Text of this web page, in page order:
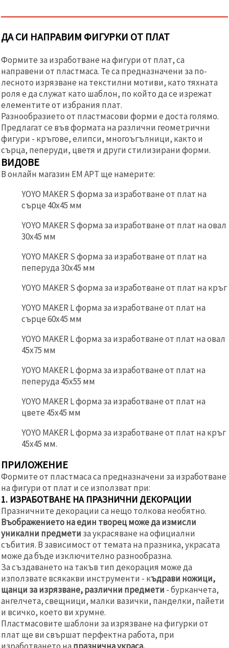
ДА СИ НАПРАВИМ ФИГУРКИ ОТ ПЛАТ
Формите за изработване на фигури от плат, са
направени от пластмаса. Те са предназначени за по-
лесното изрязване на текстилни мотиви, като тяхната
роля е да служат като шаблон, по който да се изрежат
елементите от избрания плат.
Разнообразието от пластмасови форми е доста голямо.
Предлагат се във формата на различни геометрични
фигури - кръгове, елипси, многоъгълници, както и
сърца, пеперуди, цветя и други стилизирани форми.
ВИДОВЕ
В онлайн магазин ЕМ АРТ ще намерите:
YOYO MAKER S форма за изработване от плат на
сърце 40x45 мм
YOYO MAKER S форма за изработване от плат на овал
30x45 мм
YOYO MAKER S форма за изработване от плат на
пеперуда 30x45 мм
YOYO MAKER S форма за изработване от плат на кръг
YOYO MAKER L форма за изработване от плат на
сърце 60x45 мм
YOYO MAKER L форма за изработване от плат на овал
45x75 мм
YOYO MAKER L форма за изработване от плат на
пеперуда 45x55 мм
YOYO MAKER L форма за изработване от плат на
цвете 45x45 мм
YOYO MAKER L форма за изработване от плат на кръг
45x45 мм.
ПРИЛОЖЕНИЕ
Формите от пластмаса са предназначени за изработване
на фигури от плат и се използват при:
1. ИЗРАБОТВАНЕ НА ПРАЗНИЧНИ ДЕКОРАЦИИ
Празничните декорации са нещо толкова необятно.
Въображението на един творец може да измисли
уникални предмети за украсяване на официални
събития. В зависимост от темата на празника, украсата
може да бъде изключително разнообразна.
За създаването на такъв тип декорация може да
използвате всякакви инструменти - къдрави ножици,
щанци за изрязване, различни предмети - бурканчета,
ангелчета, свещници, малки вазички, панделки, пайети
и всичко, което ви хрумне.
Пластмасовите шаблони за изрязване на фигурки от
плат ще ви свършат перфектна работа, при
изработването на празнична украса.